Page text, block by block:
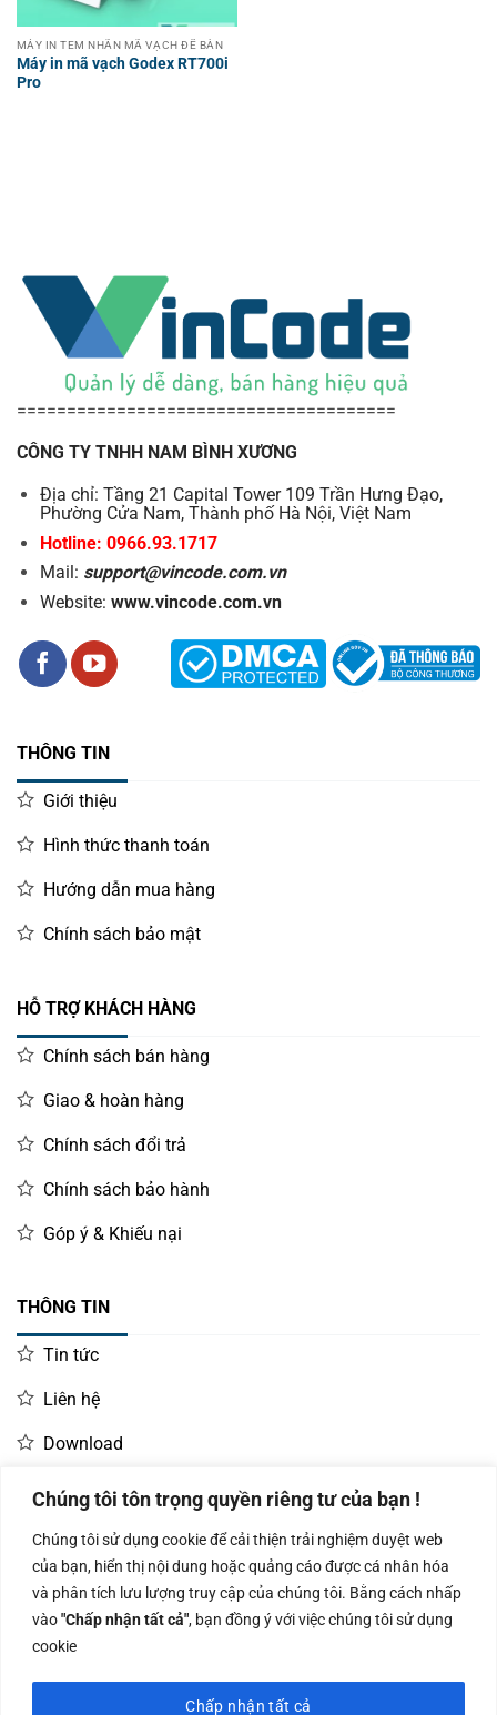
Chúng tôi tôn trọng quyền riêng tư của bạn !
Chúng tôi sử dụng cookie để cải thiện trải nghiệm duyệt web
của bạn, hiển thị nội dung hoặc quảng cáo được cá nhân hóa
và phân tích lưu lượng truy cập của chúng tôi. Bằng cách nhấp
vào"Chấp nhận tất cả", bạn đồng ý với việc chúng tôi sử dụng
cookie
Chấp nhận tất cả
MÁY IN TEM NHÃN MÃ VẠCH ĐỂ BÀN
Máy in mã vạch Godex RT700i
Pro
======================================
CÔNG TY TNHH NAM BÌNH XƯƠNG
Địa chỉ: Tầng 21 Capital Tower 109 Trần Hưng Đạo,
Phường Cửa Nam, Thành phố Hà Nội, Việt Nam
Hotline: 0966.93.1717
Mail: support@vincode.com.vn
Website: www.vincode.com.vn
THÔNG TIN
Giới thiệu
Hình thức thanh toán
Hướng dẫn mua hàng
Chính sách bảo mật
HỖ TRỢ KHÁCH HÀNG
Chính sách bán hàng
Giao & hoàn hàng
Chính sách đổi trả
Chính sách bảo hành
Góp ý & Khiếu nại
THÔNG TIN
Tin tức
Liên hệ
Download
LIÊN HỆ MUA HÀNG
Kinh doanh:
0966.93.1717
KD Dự Án: 0987
835 345
Kế Toán:
0987.919.040